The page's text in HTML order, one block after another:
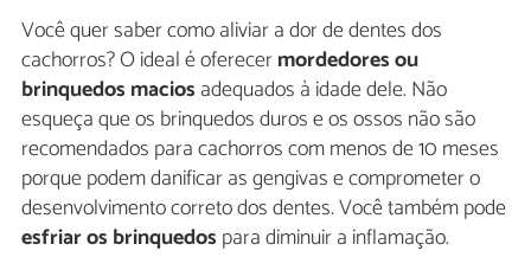
Você quer saber como aliviar a dor de dentes dos
cachorros? O ideal é oferecermordedores ou
brinquedos macios adequados à idade dele. Não
esqueça que os brinquedos duros e os ossos não são
recomendados para cachorros com menos de 10 meses
porque podem danificar as gengivas e comprometer o
desenvolvimento correto dos dentes. Você também pode
esfriar os brinquedos para diminuir a inflamação.